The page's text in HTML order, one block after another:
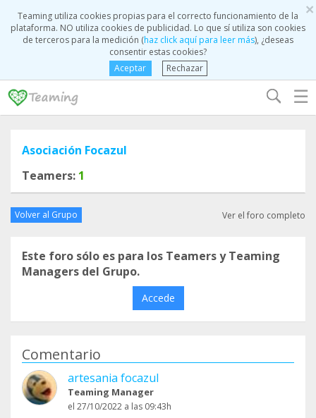
×
Teaming utiliza cookies propias para el correcto funcionamiento de la
plataforma. NO utiliza cookies de publicidad. Lo que sí utiliza son cookies
de terceros para la medición (haz click aquí para leer más), ¿deseas
consentir estas cookies?
Aceptar
Rechazar
☰
Asociación Focazul
Teamers: 1
Volver al Grupo Ver el foro completo
Este foro sólo es para los Teamers y Teaming
Managers del Grupo.
Accede
Comentario
artesania focazul
Teaming Manager
el 27/10/2022 a las 09:43h